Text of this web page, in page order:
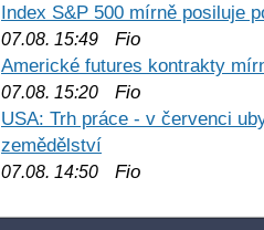
Index S&P 500 mírně posiluje
07.08. 15:49 Fio
Americké futures kontrakty
07.08. 15:20 Fio
USA: Trh práce - v červenci
zemědělství
07.08. 14:50 Fio